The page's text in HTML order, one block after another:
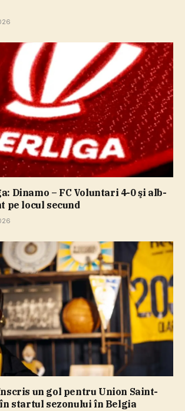
Dinamo – FC Voluntari 4-0 şi alb-
pe locul secund
un gol pentru Union Saint-
startul sezonului în Belgia